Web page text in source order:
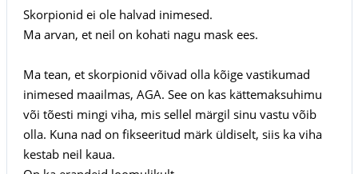
Skorpionid ei ole halvad inimesed.
Ma arvan, et neil on kohati nagu mask ees.
Ma tean, et skorpionid võivad olla kõige vastikumad
inimesed maailmas, AGA. See on kas kättemaksuhimu
või tõesti mingi viha, mis sellel märgil sinu vastu võib
olla. Kuna nad on fikseeritud märk üldiselt, siis ka viha
kestab neil kaua.